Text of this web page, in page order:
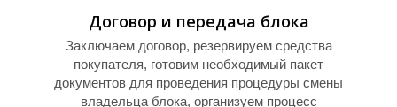
Договор и передача блока
Заключаем договор, резервируем средства
покупателя, готовим необходимый пакет
документов для проведения процедуры смены
владельца блока, организуем процесс